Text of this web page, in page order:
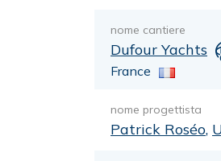
nome cantiere
Dufour Yachts
France
nome progettista
Patrick Roséo,